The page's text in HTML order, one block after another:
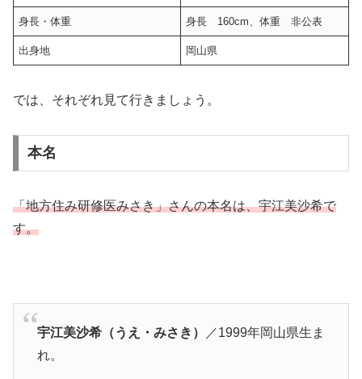
身長・体重 身長 160cm、体重 非公表
出身地 岡山県
では、それぞれ見て行きましょう。
本名
「地方住み研修医みさき」さんの本名は、宇江美沙希で
す。
宇江美沙希（うえ・みさき）
／1999年岡山県生ま
れ。